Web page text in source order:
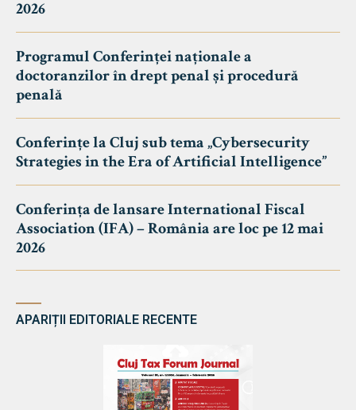
2026
Programul Conferinței naționale a
doctoranzilor în drept penal și procedură
penală
Conferințe la Cluj sub tema „Cybersecurity
Strategies in the Era of Artificial Intelligence”
Conferința de lansare International Fiscal
Association (IFA) – România are loc pe 12 mai
2026
APARIȚII EDITORIALE RECENTE